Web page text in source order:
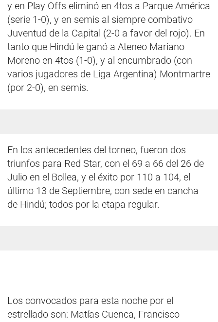
y en Play Offs eliminó en 4tos a Parque América
(serie 1-0), y en semis al siempre combativo
Juventud de la Capital (2-0 a favor del rojo). En
tanto que Hindú le ganó a Ateneo Mariano
Moreno en 4tos (1-0), y al encumbrado (con
varios jugadores de Liga Argentina) Montmartre
(por 2-0), en semis.
En los antecedentes del torneo, fueron dos
triunfos para Red Star, con el 69 a 66 del 26 de
Julio en el Bollea, y el éxito por 110 a 104, el
último 13 de Septiembre, con sede en cancha
de Hindú; todos por la etapa regular.
Los convocados para esta noche por el
estrellado son: Matías Cuenca, Francisco